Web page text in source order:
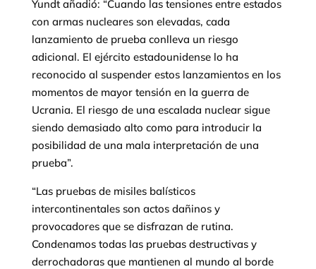
Yundt añadió: “Cuando las tensiones entre estados
con armas nucleares son elevadas, cada
lanzamiento de prueba conlleva un riesgo
adicional. El ejército estadounidense lo ha
reconocido al suspender estos lanzamientos en los
momentos de mayor tensión en la guerra de
Ucrania. El riesgo de una escalada nuclear sigue
siendo demasiado alto como para introducir la
posibilidad de una mala interpretación de una
prueba”.
“Las pruebas de misiles balísticos
intercontinentales son actos dañinos y
provocadores que se disfrazan de rutina.
Condenamos todas las pruebas destructivas y
derrochadoras que mantienen al mundo al borde